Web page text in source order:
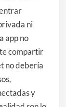
ni
app no
compartir
no debería
y